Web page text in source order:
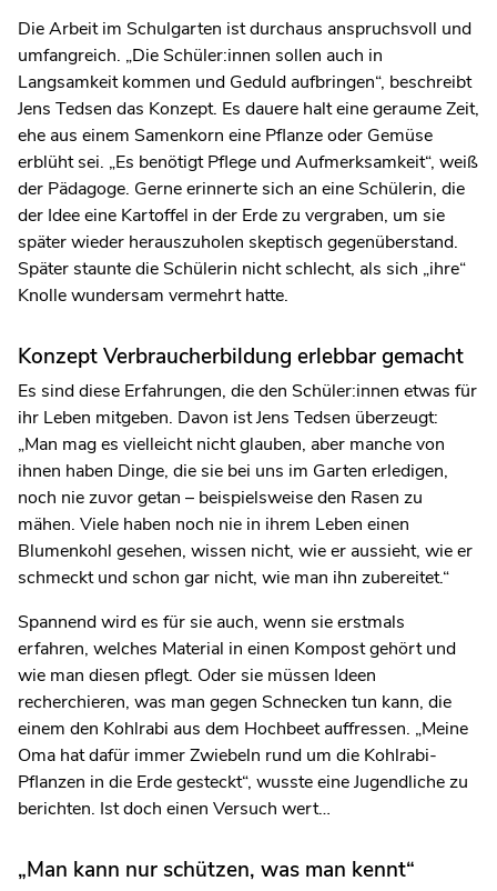
Die Arbeit im Schulgarten ist durchaus anspruchsvoll und
umfangreich. „Die Schüler:innen sollen auch in
Langsamkeit kommen und Geduld aufbringen“, beschreibt
Jens Tedsen das Konzept. Es dauere halt eine geraume Zeit,
ehe aus einem Samenkorn eine Pflanze oder Gemüse
erblüht sei. „Es benötigt Pflege und Aufmerksamkeit“, weiß
der Pädagoge. Gerne erinnerte sich an eine Schülerin, die
der Idee eine Kartoffel in der Erde zu vergraben, um sie
später wieder herauszuholen skeptisch gegenüberstand.
Später staunte die Schülerin nicht schlecht, als sich „ihre“
Knolle wundersam vermehrt hatte.
Konzept Verbraucherbildung erlebbar gemacht
Es sind diese Erfahrungen, die den Schüler:innen etwas für
ihr Leben mitgeben. Davon ist Jens Tedsen überzeugt:
„Man mag es vielleicht nicht glauben, aber manche von
ihnen haben Dinge, die sie bei uns im Garten erledigen,
noch nie zuvor getan – beispielsweise den Rasen zu
mähen. Viele haben noch nie in ihrem Leben einen
Blumenkohl gesehen, wissen nicht, wie er aussieht, wie er
schmeckt und schon gar nicht, wie man ihn zubereitet.“
Spannend wird es für sie auch, wenn sie erstmals
erfahren, welches Material in einen Kompost gehört und
wie man diesen pflegt. Oder sie müssen Ideen
recherchieren, was man gegen Schnecken tun kann, die
einem den Kohlrabi aus dem Hochbeet auffressen. „Meine
Oma hat dafür immer Zwiebeln rund um die Kohlrabi-
Pflanzen in die Erde gesteckt“, wusste eine Jugendliche zu
berichten. Ist doch einen Versuch wert…
„Man kann nur schützen, was man kennt“